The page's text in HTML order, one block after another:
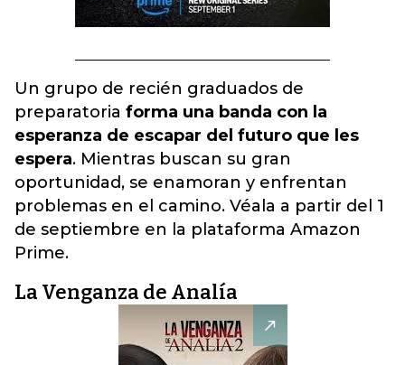
Un grupo de recién graduados de
preparatoria forma una banda con la
esperanza de escapar del futuro que les
espera. Mientras buscan su gran
oportunidad, se enamoran y enfrentan
problemas en el camino. Véala a partir del 1
de septiembre en la plataforma Amazon
Prime.
La Venganza de Analía